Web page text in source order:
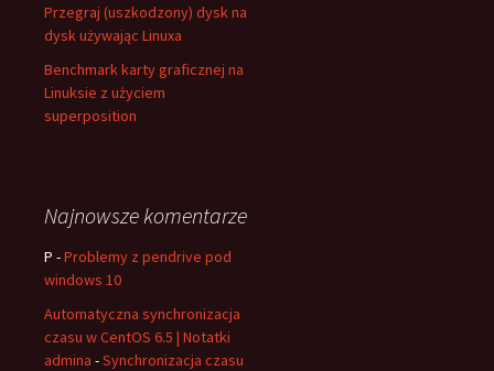
Przegraj (uszkodzony) dysk na
dysk używając Linuxa
Benchmark karty graficznej na
Linuksie z użyciem
superposition
Najnowsze komentarze
P -Problemy z pendrive pod
windows 10
Automatyczna synchronizacja
czasu w CentOS 6.5 | Notatki
admina -Synchronizacja czasu